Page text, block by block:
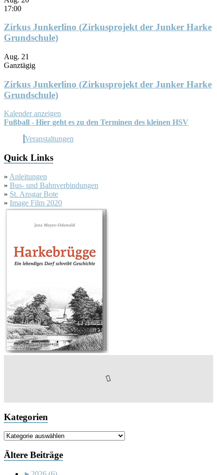
17:00
Zirkus Junkerlino (Zirkusprojekt der Junker Harke
Grundschule)
Aug. 21
Ganztägig
Zirkus Junkerlino (Zirkusprojekt der Junker Harke
Grundschule)
Kalender anzeigen
Fußball - Hier geht es zu den Terminen des kleinen HSV
Veranstaltungen
Quick Links
» Anleitungen
» Bus- und Bahnverbindungen
» St. Ansgar Bote
» Image Film 2020
Kategorien
Kategorien
Ältere Beiträge